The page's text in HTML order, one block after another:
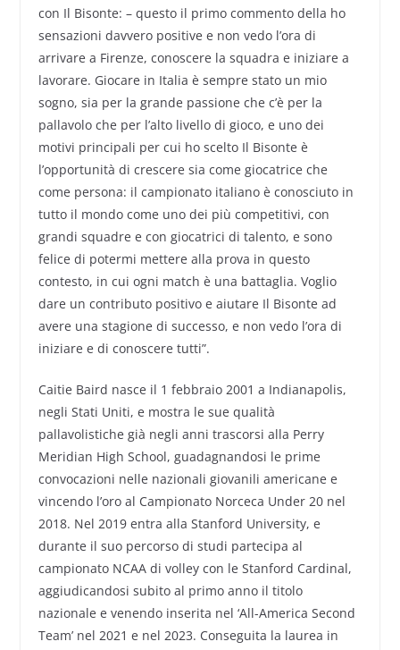
con Il Bisonte: – questo il primo commento della ho
sensazioni davvero positive e non vedo l’ora di
arrivare a Firenze, conoscere la squadra e iniziare a
lavorare. Giocare in Italia è sempre stato un mio
sogno, sia per la grande passione che c’è per la
pallavolo che per l’alto livello di gioco, e uno dei
motivi principali per cui ho scelto Il Bisonte è
l’opportunità di crescere sia come giocatrice che
come persona: il campionato italiano è conosciuto in
tutto il mondo come uno dei più competitivi, con
grandi squadre e con giocatrici di talento, e sono
felice di potermi mettere alla prova in questo
contesto, in cui ogni match è una battaglia. Voglio
dare un contributo positivo e aiutare Il Bisonte ad
avere una stagione di successo, e non vedo l’ora di
iniziare e di conoscere tutti”.
Caitie Baird nasce il 1 febbraio 2001 a Indianapolis,
negli Stati Uniti, e mostra le sue qualità
pallavolistiche già negli anni trascorsi alla Perry
Meridian High School, guadagnandosi le prime
convocazioni nelle nazionali giovanili americane e
vincendo l’oro al Campionato Norceca Under 20 nel
2018. Nel 2019 entra alla Stanford University, e
durante il suo percorso di studi partecipa al
campionato NCAA di volley con le Stanford Cardinal,
aggiudicandosi subito al primo anno il titolo
nazionale e venendo inserita nel ‘All-America Second
Team’ nel 2021 e nel 2023. Conseguita la laurea in